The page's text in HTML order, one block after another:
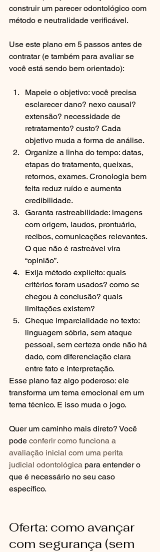
construir um parecer odontológico com
método e neutralidade verificável.
Use este plano em 5 passos antes de
contratar (e também para avaliar se
você está sendo bem orientado):
Mapeie o objetivo: você precisa
esclarecer dano? nexo causal?
extensão? necessidade de
retratamento? custo? Cada
objetivo muda a forma de análise.
Organize a linha do tempo: datas,
etapas do tratamento, queixas,
retornos, exames. Cronologia bem
feita reduz ruído e aumenta
credibilidade.
Garanta rastreabilidade: imagens
com origem, laudos, prontuário,
recibos, comunicações relevantes.
O que não é rastreável vira
“opinião”.
Exija método explícito: quais
critérios foram usados? como se
chegou à conclusão? quais
limitações existem?
Cheque imparcialidade no texto:
linguagem sóbria, sem ataque
pessoal, sem certeza onde não há
dado, com diferenciação clara
entre fato e interpretação.
Esse plano faz algo poderoso: ele
transforma um tema emocional em um
tema técnico. E isso muda o jogo.
Quer um caminho mais direto? Você
pode conferir como funciona a
avaliação inicial com uma perita
judicial odontológica para entender o
que é necessário no seu caso
específico.
Oferta: como avançar
com segurança (sem